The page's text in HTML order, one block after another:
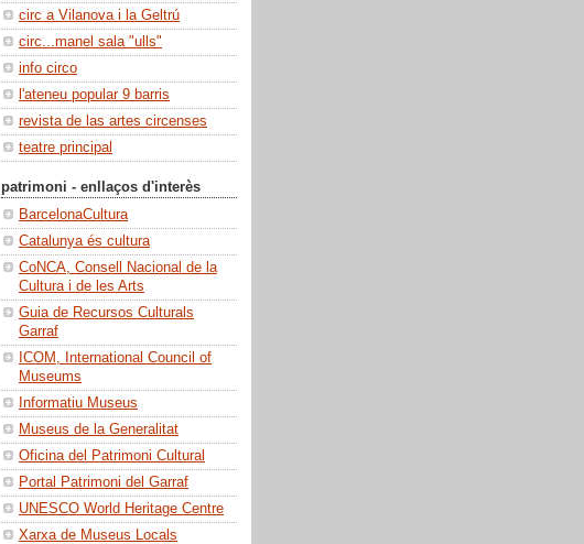
circ a Vilanova i la Geltrú
circ...manel sala "ulls"
info circo
l'ateneu popular 9 barris
revista de las artes circenses
teatre principal
patrimoni - enllaços d'interès
BarcelonaCultura
Catalunya és cultura
CoNCA, Consell Nacional de la
Cultura i de les Arts
Guia de Recursos Culturals
Garraf
ICOM, International Council of
Museums
Informatiu Museus
Museus de la Generalitat
Oficina del Patrimoni Cultural
Portal Patrimoni del Garraf
UNESCO World Heritage Centre
Xarxa de Museus Locals